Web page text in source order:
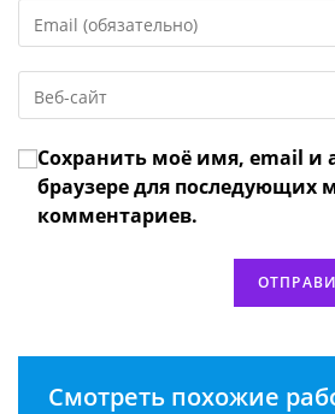
или
имя
чтобы
прокомментировать
свой
адрес,
чтобы
URL
веб-
сайта
(необязательно)
Сохранить моё имя, email и
браузере для последующих
комментариев.
Смотреть похожие